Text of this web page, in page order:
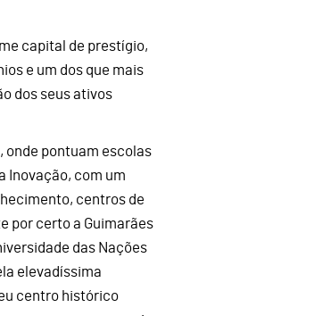
capital de prestígio,
e um dos que mais
dos seus ativos
onde pontuam escolas
Inovação, com um
centros de
por certo a Guimarães
das Nações
elevadíssima
centro histórico